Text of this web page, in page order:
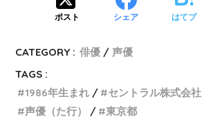
ポスト シェア はてブ
CATEGORY : 俳優
声優
TAGS :
1986年生まれ
セントラル株式会社
声優（た行）
東京都